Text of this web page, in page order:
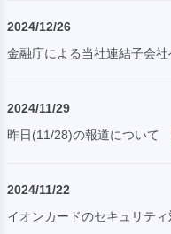
2024/12/26
金融庁による当社連結子会
2024/11/29
昨日(11/28)の報道について
2024/11/22
イオンカードのセキュリテ